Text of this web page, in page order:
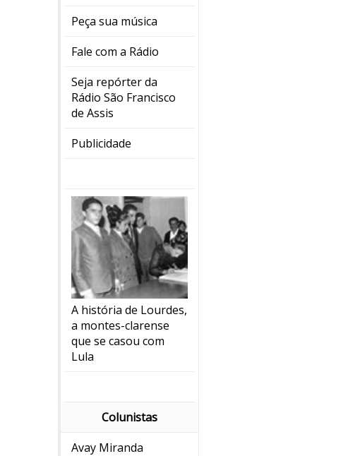
Peça sua música
Fale com a Rádio
Seja repórter da
Rádio São Francisco
de Assis
Publicidade
A história de Lourdes,
a montes-clarense
que se casou com
Lula
Colunistas
Avay Miranda